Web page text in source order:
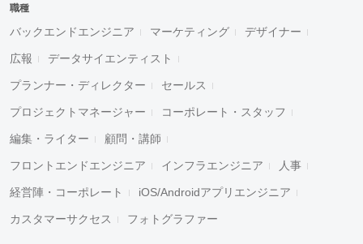
職種
バックエンドエンジニア マーケティング デザイナー
広報 データサイエンティスト
プランナー・ディレクター セールス
プロジェクトマネージャー コーポレート・スタッフ
編集・ライター 顧問・講師
フロントエンドエンジニア インフラエンジニア 人事
経営陣・コーポレート iOS/Androidアプリエンジニア
カスタマーサクセス フォトグラファー